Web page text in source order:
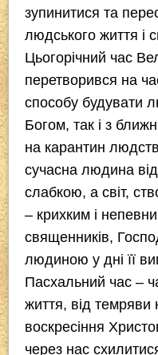
зупинитися та
людського життя і
Цьогорічний час
перетворився на
способу будувати
Богом, так і з
на карантин
сучасна людина
слабкою, а світ,
– крихким і
священників,
людиною у дні її
Пасхальний час –
життя, від темряви
воскресіння
через нас